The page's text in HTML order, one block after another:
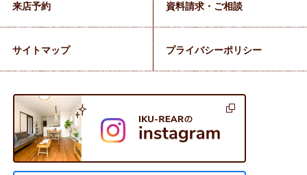
来店予約 資料請求・ご相談
サイトマップ プライバシーポリシー